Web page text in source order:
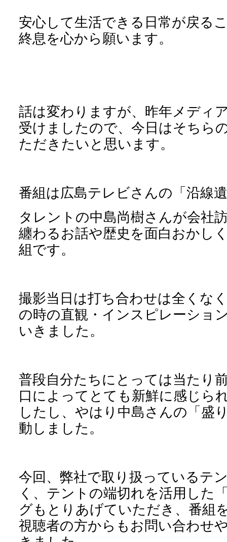
安心して生活できる日常が戻る
終息を心から願います。
話は変わりますが、昨年メディ
受けましたので、今日はそちら
ただきたいと思います。
番組は広島テレビさんの「沿線
タレントの中島尚樹さんが会社
纏わるお話や歴史を面白おかし
組です。
撮影当日は打ち合わせは全くな
の時の直観・インスピレーショ
いきました。
普段自分たちにとっては当たり
口によってとても新鮮に感じら
したし、やはり中島さんの「盛
動しました。
今回、弊社で取り扱っているテ
く、テントの端切れを活用した
グもとりあげていただき、番組
視聴者の方からもお問い合わせ